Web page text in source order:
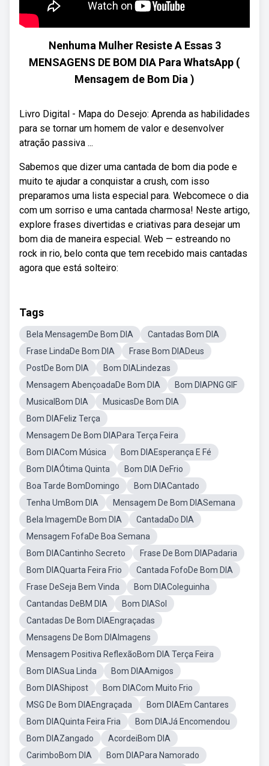
Nenhuma Mulher Resiste A Essas 3
MENSAGENS DE BOM DIA Para WhatsApp (
Mensagem de Bom Dia )
Livro Digital - Mapa do Desejo: Aprenda as habilidades
para se tornar um homem de valor e desenvolver
atração passiva ...
Sabemos que dizer uma cantada de bom dia pode e
muito te ajudar a conquistar a crush, com isso
preparamos uma lista especial para. Webcomece o dia
com um sorriso e uma cantada charmosa! Neste artigo,
explore frases divertidas e criativas para desejar um
bom dia de maneira especial. Web — estreando no
rock in rio, belo conta que tem recebido mais cantadas
agora que está solteiro:
Tags
Bela MensagemDe Bom DIA
Cantadas Bom DIA
Frase LindaDe Bom DIA
Frase Bom DIADeus
PostDe Bom DIA
Bom DIALindezas
Mensagem AbençoadaDe Bom DIA
Bom DIAPNG GIF
MusicalBom DIA
MusicasDe Bom DIA
Bom DIAFeliz Terça
Mensagem De Bom DIAPara Terça Feira
Bom DIACom Música
Bom DIAEsperança E Fé
Bom DIAÓtima Quinta
Bom DIA DeFrio
Boa Tarde BomDomingo
Bom DIACantado
Tenha UmBom DIA
Mensagem De Bom DIASemana
Bela ImagemDe Bom DIA
CantadaDo DIA
Mensagem FofaDe Boa Semana
Bom DIACantinho Secreto
Frase De Bom DIAPadaria
Bom DIAQuarta Feira Frio
Cantada FofoDe Bom DIA
Frase DeSeja Bem Vinda
Bom DIAColeguinha
Cantandas DeBM DIA
Bom DIASol
Cantadas De Bom DIAEngraçadas
Mensagens De Bom DIAImagens
Mensagem Positiva ReflexãoBom DIA Terça Feira
Bom DIASua Linda
Bom DIAAmigos
Bom DIAShipost
Bom DIACom Muito Frio
MSG De Bom DIAEngraçada
Bom DIAEm Cantares
Bom DIAQuinta Feira Fria
Bom DIAJá Encomendou
Bom DIAZangado
AcordeiBom DIA
CarimboBom DIA
Bom DIAPara Namorado